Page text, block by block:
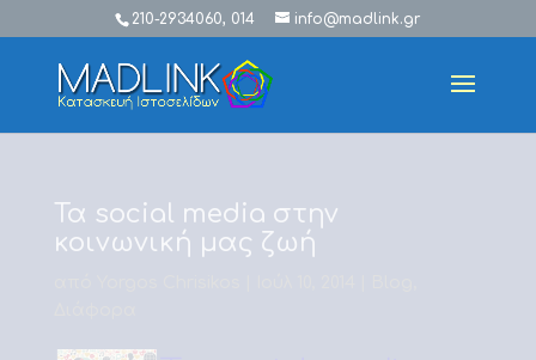
210-2934060, 014 info@madlink.gr
Τα social media στην
κοινωνική μας ζωή